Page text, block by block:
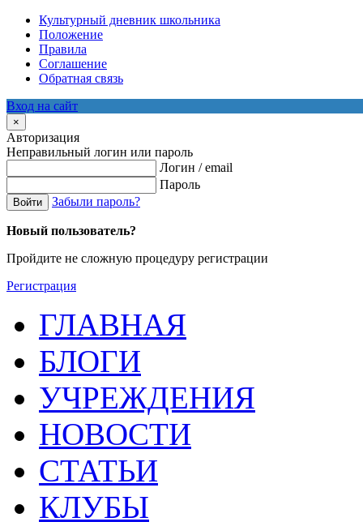
Культурный дневник школьника
Положение
Правила
Соглашение
Обратная связь
Вход на сайт
×
Авторизация
Неправильный логин или пароль
Логин / email
Пароль
Войти Забыли пароль?
Новый пользователь?
Пройдите не сложную процедуру регистрации
Регистрация
ГЛАВНАЯ
БЛОГИ
УЧРЕЖДЕНИЯ
НОВОСТИ
СТАТЬИ
КЛУБЫ